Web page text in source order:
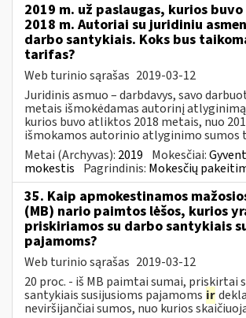
2019 m. už paslaugas, kurios
2018 m. Autoriai su juridiniu
darbo santykiais. Koks bus
tarifas?
Web turinio sąrašas 2019-03-12
Juridinis asmuo – darbdavys, savo
metais išmokėdamas autorinį atlyginimą
kurios buvo atliktos 2018 metais, nuo
išmokamos autorinio atlyginimo sumos
Metai (Archyvas): 2019 Mokesčiai:
mokestis Pagrindinis: Mokesčių
35. Kaip apmokestinamos
(MB) nario paimtos lėšos, kurios
priskiriamos su darbo santykiais
pajamoms?
Web turinio sąrašas 2019-03-12
20 proc. - iš MB paimtai sumai, priskirtai
santykiais susijusioms pajamoms ir
neviršijančiai sumos, nuo kurios